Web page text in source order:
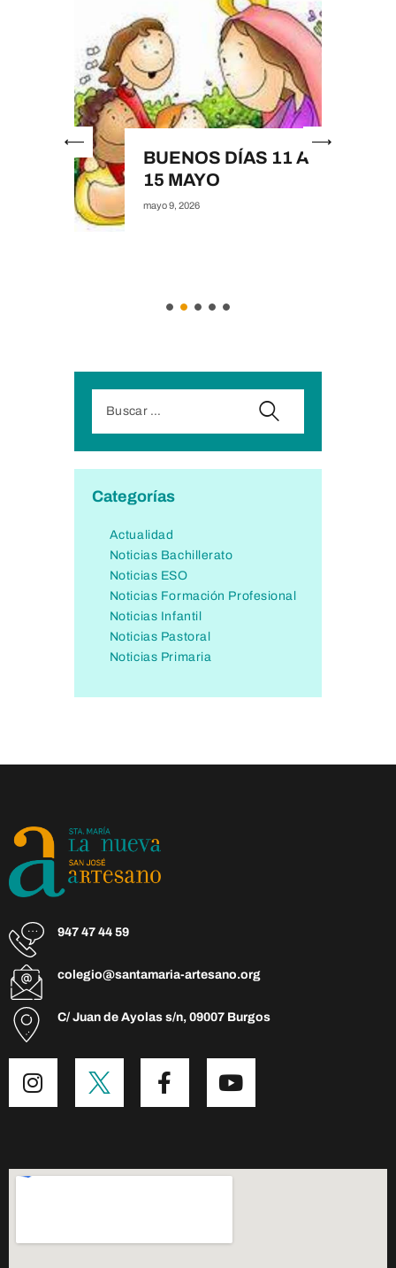
BUENOS DÍAS 11 A
15 MAYO
mayo 9, 2026
Categorías
Actualidad
Noticias Bachillerato
Noticias ESO
Noticias Formación Profesional
Noticias Infantil
Noticias Pastoral
Noticias Primaria
947 47 44 59
colegio@santamaria-artesano.org
C/ Juan de Ayolas s/n, 09007 Burgos